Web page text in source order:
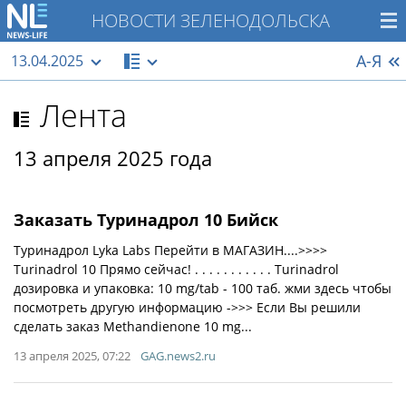
НОВОСТИ ЗЕЛЕНОДОЛЬСКА
13.04.2025 А-Я
Лента
13 апреля 2025 года
Заказать Туринадрол 10 Бийск
Туринадрол Lyka Labs Перейти в МАГАЗИН....>>>>
Turinadrol 10 Прямо сейчас! . . . . . . . . . . . Turinadrol
дозировка и упаковка: 10 mg/tab - 100 таб. жми здесь чтобы
посмотреть другую информацию ->>> Если Вы решили
сделать заказ Methandienone 10 mg...
13 апреля 2025, 07:22 GAG.news2.ru